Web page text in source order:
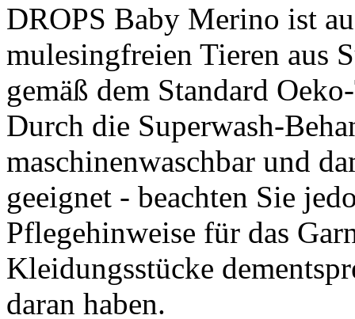
DROPS Baby Merino ist
mulesingfreien Tieren aus
gemäß dem Standard
Durch die Superwash-
maschinenwaschbar und
geeignet - beachten Sie
Pflegehinweise für das
Kleidungsstücke
daran haben.